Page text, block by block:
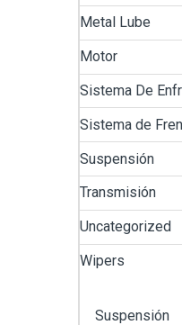
Metal Lube
Motor
Sistema De
Sistema de
Suspensión
Transmisión
Uncategorized
Wipers
Suspensión